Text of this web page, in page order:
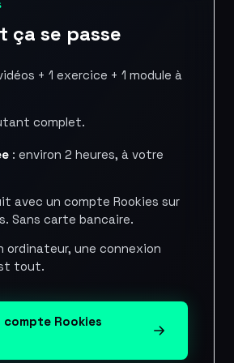
ça se passe
+ 1 exercice + 1 module à
complet.
: environ 2 heures, à votre
avec un compte Rookies sur
Sans carte bancaire.
ordinateur, une connexion
tout.
compte Rookies